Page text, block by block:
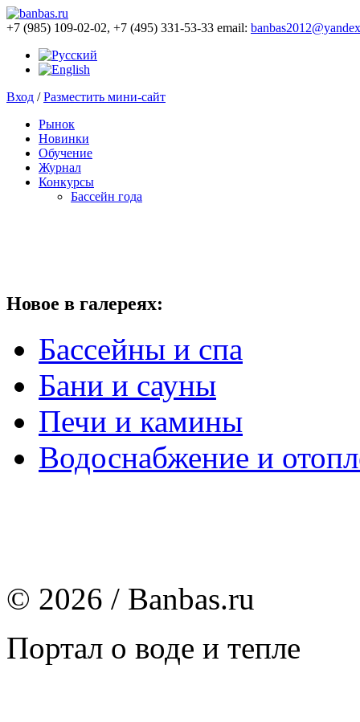
+7 (985) 109-02-02, +7 (495) 331-53-33 email:
Вход /Разместить мини-сайт
Рынок
Новинки
Обучение
Журнал
Конкурсы
Бассейн года
Новое в галереях:
Бассейны и спа
Бани и сауны
Печи и камины
Водоснабжение и
© 2026 / Banbas.ru
Портал о воде и тепле